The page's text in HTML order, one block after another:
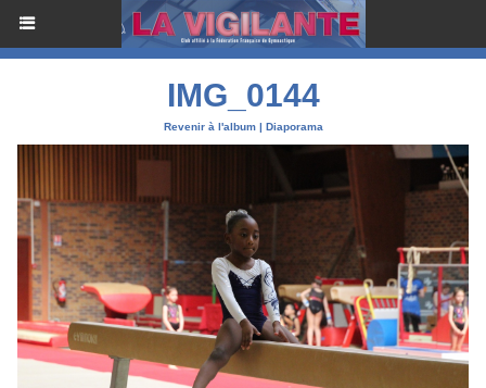
IMG_0144
Revenir à l'album | Diaporama